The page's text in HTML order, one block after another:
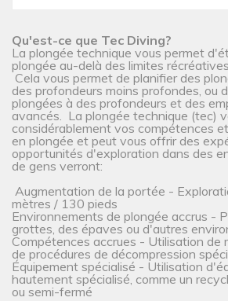
Qu'est-ce que Tec Diving?
La plongée technique vous permet
plongée au-delà des limites
Cela vous permet de planifier des
des profondeurs moins profondes, ou
plongées à des profondeurs et des
avancés. La plongée technique (tec)
considérablement vos compétences
en plongée et peut vous offrir des
opportunités d'exploration dans des
de gens verront:
Augmentation de la portée -
mètres / 130 pieds
Environnements de plongée accrus -
grottes, des épaves ou d'autres
Compétences accrues - Utilisation de
de procédures de décompression
Équipement spécialisé - Utilisation
hautement spécialisé, comme un
ou semi-fermé